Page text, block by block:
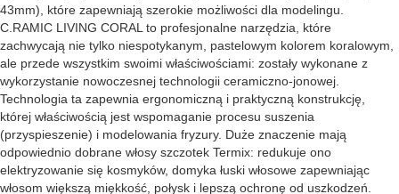
43mm), które zapewniają szerokie możliwości dla modelingu.
C.RAMIC LIVING CORAL to profesjonalne narzędzia, które
zachwycają nie tylko niespotykanym, pastelowym kolorem koralowym,
ale przede wszystkim swoimi właściwościami: zostały wykonane z
wykorzystanie nowoczesnej technologii ceramiczno-jonowej.
Technologia ta zapewnia ergonomiczną i praktyczną konstrukcję,
której właściwością jest wspomaganie procesu suszenia
(przyspieszenie) i modelowania fryzury. Duże znaczenie mają
odpowiednio dobrane włosy szczotek Termix: redukuje ono
elektryzowanie się kosmyków, domyka łuski włosowe zapewniając
włosom większą miękkość, połysk i lepszą ochronę od uszkodzeń.